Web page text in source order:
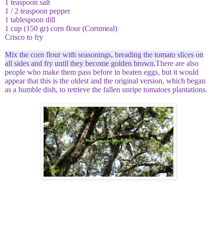
1 teaspoon salt
1 / 2 teaspoon pepper
1 tablespoon dill
1 cup (150 gr) corn flour (Cornmeal)
Crisco to fry
Mix the corn flour with seasonings, breading the tomato slices on
all sides and fry until they become golden brown.There are also
people who make them pass before in beaten eggs, but it would
appear that this is the oldest and the original version, which began
as a humble dish, to retrieve the fallen unripe tomatoes plantations.